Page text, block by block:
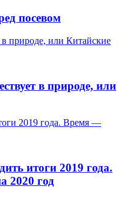
посевом
в природе, или Китайские
в природе, или
2019 года. Время —
итоги 2019 года.
2020 год